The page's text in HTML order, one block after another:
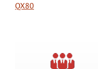
QX80